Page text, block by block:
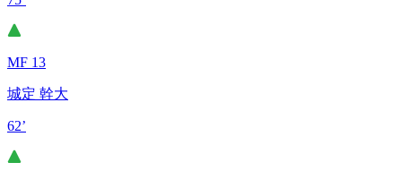
MF 13
城定 幹大
62’